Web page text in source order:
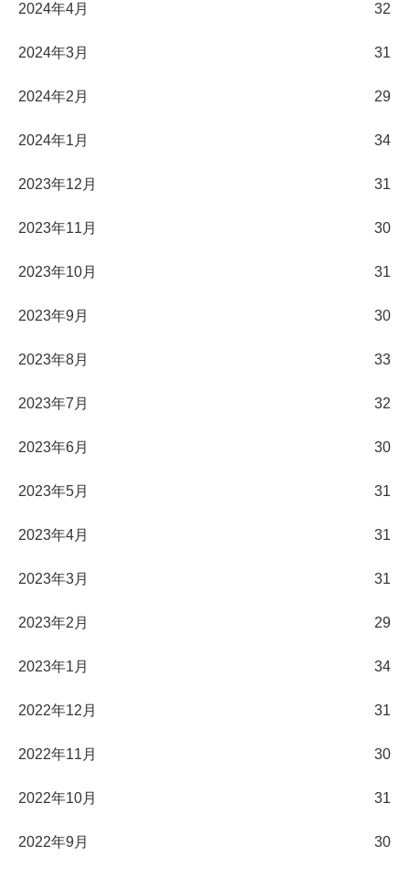
2024年4月 32
2024年3月 31
2024年2月 29
2024年1月 34
2023年12月 31
2023年11月 30
2023年10月 31
2023年9月 30
2023年8月 33
2023年7月 32
2023年6月 30
2023年5月 31
2023年4月 31
2023年3月 31
2023年2月 29
2023年1月 34
2022年12月 31
2022年11月 30
2022年10月 31
2022年9月 30